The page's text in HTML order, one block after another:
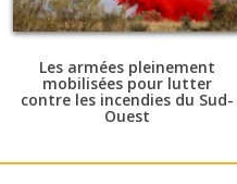
Les armées pleinement
mobilisées pour lutter
contre les incendies du Sud-
Ouest